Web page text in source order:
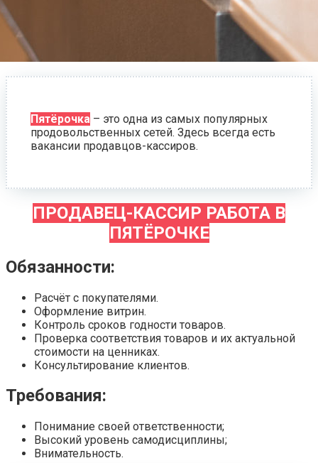
Пятёрочка – это одна из самых популярных
продовольственных сетей. Здесь всегда есть
вакансии продавцов-кассиров.
ПРОДАВЕЦ-КАССИР РАБОТА В
ПЯТЁРОЧКЕ
Обязанности:
Расчёт с покупателями.
Оформление витрин.
Контроль сроков годности товаров.
Проверка соответствия товаров и их актуальной
стоимости на ценниках.
Консультирование клиентов.
Требования:
Понимание своей ответственности;
Высокий уровень самодисциплины;
Внимательность.